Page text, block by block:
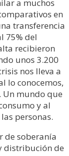
a muchos
en
transferencia
75% del
recibieron
unos 3.200
nos lleva a
lo conocemos,
Un mundo que
y al
personas.
de soberanía
distribución de